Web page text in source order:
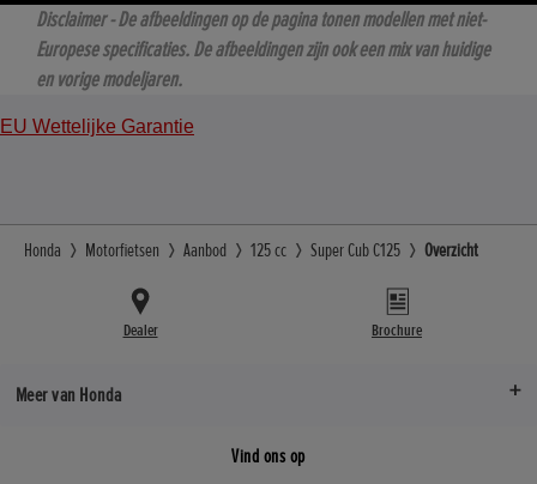
Disclaimer - De afbeeldingen op de pagina tonen modellen met niet-
Europese specificaties. De afbeeldingen zijn ook een mix van huidige
en vorige modeljaren.
EU Wettelijke Garantie
Honda Motorfietsen Aanbod 125 cc Super Cub C125 Overzicht
Dealer Brochure
Meer van Honda
Vind ons op